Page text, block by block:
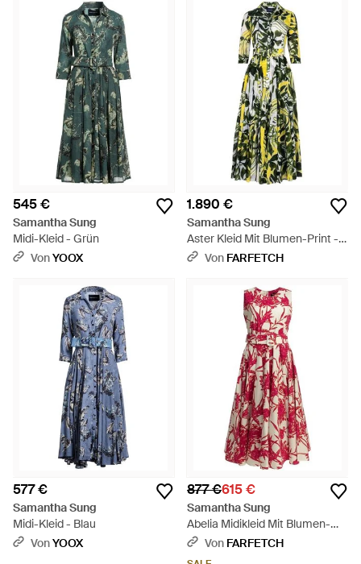
545 €
Samantha Sung
Midi-Kleid - Grün
VonYOOX
1.890 €
Samantha Sung
Aster Kleid Mit Blumen-Print -
GrünVon FARFETCH
577 €
Samantha Sung
Midi-Kleid - Blau
VonYOOX
877 €615 €
Samantha Sung
Abelia Midikleid Mit Blumen-
Print - Rot
Von FARFETCH